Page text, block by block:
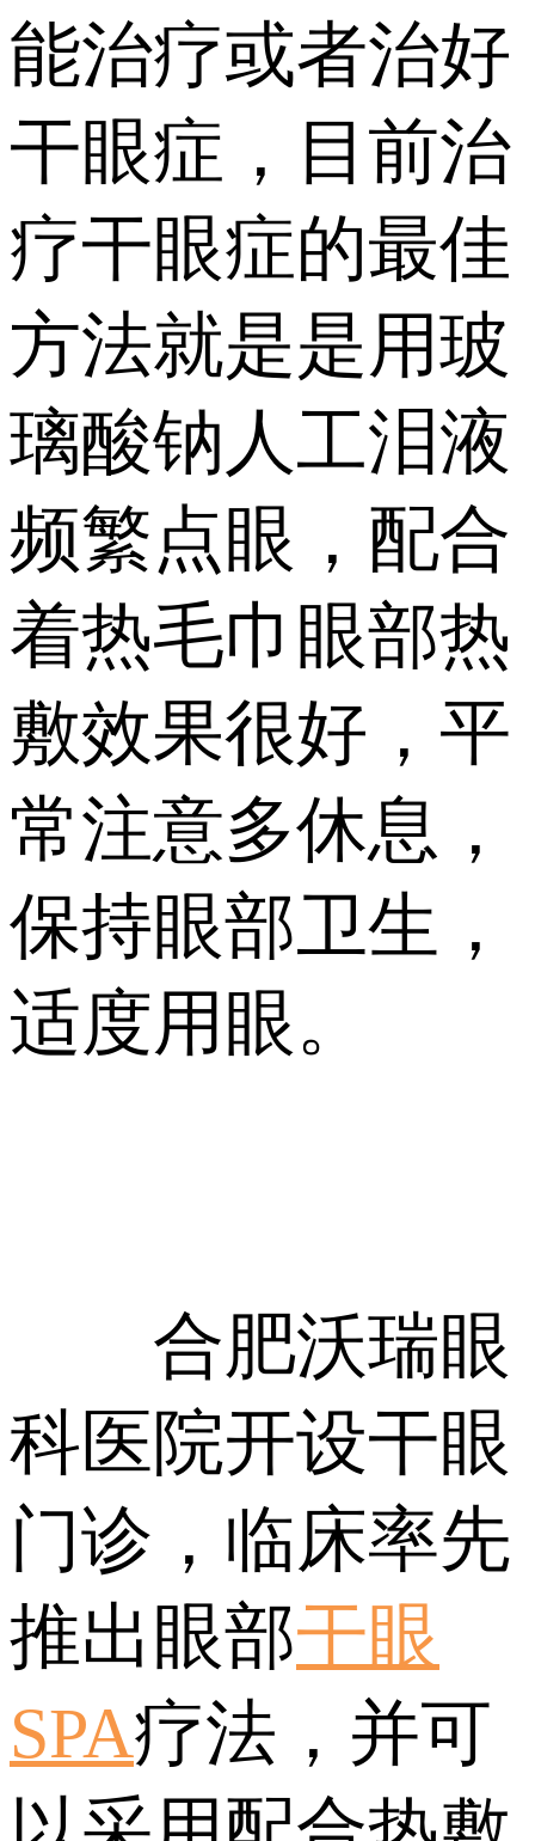
能治疗或者治好
干眼症，目前治
疗干眼症的最佳
方法就是是用玻
璃酸钠人工泪液
频繁点眼，配合
着热毛巾眼部热
敷效果很好，平
常注意多休息，
保持眼部卫生，
适度用眼。
合肥沃瑞眼
科医院开设干眼
门诊，临床率先
推出眼部干眼
SPA疗法，并可